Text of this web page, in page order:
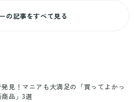
の記事をすべて見る
見！マニアも大満足の「買ってよかっ
品」3選